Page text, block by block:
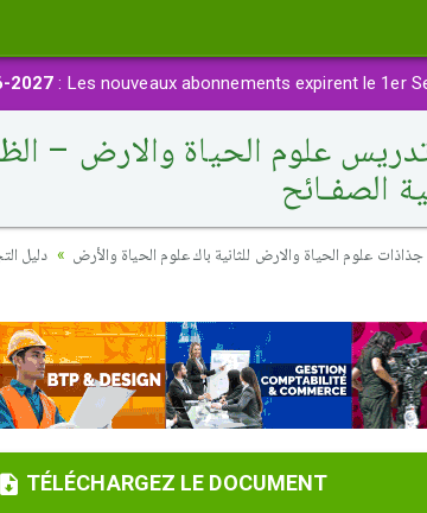
2027 : Les nouveaux abonnements expirent le 1er
علوم الحياة والارض –
الصفـائح
جذاذات علوم الحياة والارض للثانية باك علوم الحياة والأرض
دليل
TÉLÉCHARGEZ LE DOCUMENT